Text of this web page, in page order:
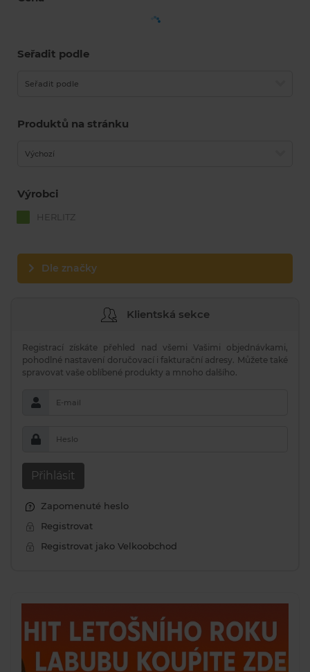
Seřadit podle
Seřadit podle
Produktů na stránku
Výchozí
Výrobci
HERLITZ
Dle značky
Klientská sekce
Registrací získáte přehled nad všemi Vašimi objednávkami,
pohodlné nastavení doručovací i fakturační adresy. Můžete také
spravovat vaše oblíbené produkty a mnoho dalšího.
E-mail
Heslo
Přihlásit
Zapomenuté heslo
Registrovat
Registrovat jako Velkoobchod